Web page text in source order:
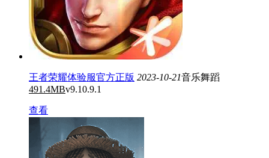
王者荣耀体验服官方正版 2023-10-21音乐舞蹈
491.4MBv9.10.9.1
查看